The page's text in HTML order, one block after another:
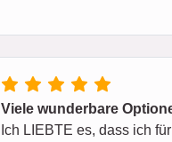
Viele wunderbare
Ich LIEBTE es, dass ich